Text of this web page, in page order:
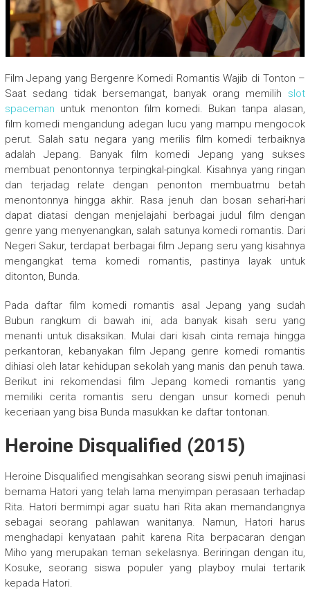
Film Jepang yang Bergenre Komedi Romantis Wajib di Tonton –
Saat sedang tidak bersemangat, banyak orang memilih slot
spaceman untuk menonton film komedi. Bukan tanpa alasan,
film komedi mengandung adegan lucu yang mampu mengocok
perut. Salah satu negara yang merilis film komedi terbaiknya
adalah Jepang. Banyak film komedi Jepang yang sukses
membuat penontonnya terpingkal-pingkal. Kisahnya yang ringan
dan terjadag relate dengan penonton membuatmu betah
menontonnya hingga akhir. Rasa jenuh dan bosan sehari-hari
dapat diatasi dengan menjelajahi berbagai judul film dengan
genre yang menyenangkan, salah satunya komedi romantis. Dari
Negeri Sakur, terdapat berbagai film Jepang seru yang kisahnya
mengangkat tema komedi romantis, pastinya layak untuk
ditonton, Bunda.
Pada daftar film komedi romantis asal Jepang yang sudah
Bubun rangkum di bawah ini, ada banyak kisah seru yang
menanti untuk disaksikan. Mulai dari kisah cinta remaja hingga
perkantoran, kebanyakan film Jepang genre komedi romantis
dihiasi oleh latar kehidupan sekolah yang manis dan penuh tawa.
Berikut ini rekomendasi film Jepang komedi romantis yang
memiliki cerita romantis seru dengan unsur komedi penuh
keceriaan yang bisa Bunda masukkan ke daftar tontonan.
Heroine Disqualified (2015)
Heroine Disqualified mengisahkan seorang siswi penuh imajinasi
bernama Hatori yang telah lama menyimpan perasaan terhadap
Rita. Hatori bermimpi agar suatu hari Rita akan memandangnya
sebagai seorang pahlawan wanitanya. Namun, Hatori harus
menghadapi kenyataan pahit karena Rita berpacaran dengan
Miho yang merupakan teman sekelasnya. Beriringan dengan itu,
Kosuke, seorang siswa populer yang playboy mulai tertarik
kepada Hatori.